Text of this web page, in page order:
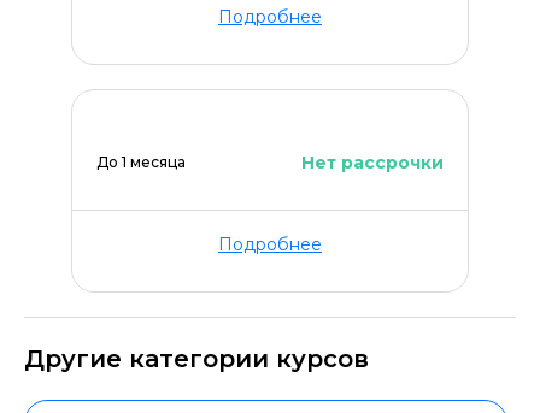
Подробнее
До 1 месяца Нет рассрочки
Подробнее
Другие категории курсов